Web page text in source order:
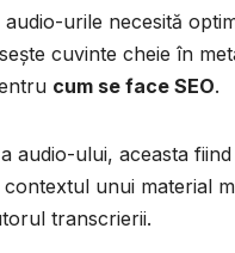
urile necesită
cuvinte cheie în
cum se face SEO.
audio-ului, aceasta
unui material
transcrierii.